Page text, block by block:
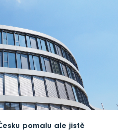
pomalu ale jistě